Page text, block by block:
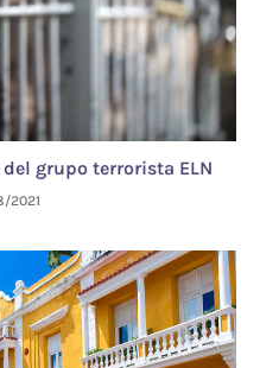
grupo terrorista ELN
2021